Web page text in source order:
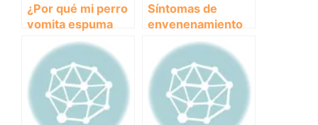
¿Por qué mi perro
vomita espuma
amarilla? Causas y
posibles
soluciones
Síntomas de
envenenamiento
en perros: cómo
identificarlos y
actuar
rápidamente